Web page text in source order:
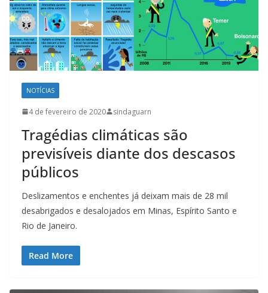
NOTÍCIAS
4 de fevereiro de 2020 sindaguarn
Tragédias climáticas são
previsíveis diante dos descasos
públicos
Deslizamentos e enchentes já deixam mais de 28 mil
desabrigados e desalojados em Minas, Espírito Santo e
Rio de Janeiro.
Read More